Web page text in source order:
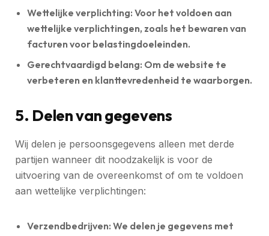
Wettelijke verplichting: Voor het voldoen aan
wettelijke verplichtingen, zoals het bewaren van
facturen voor belastingdoeleinden.
Gerechtvaardigd belang: Om de website te
verbeteren en klanttevredenheid te waarborgen.
5. Delen van gegevens
Wij delen je persoonsgegevens alleen met derde
partijen wanneer dit noodzakelijk is voor de
uitvoering van de overeenkomst of om te voldoen
aan wettelijke verplichtingen:
Verzendbedrijven: We delen je gegevens met